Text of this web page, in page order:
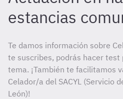
estancias
Te damos información sobre
te suscribes, podrás hacer test
tema. ¡También te facilitamos
Celador/a del SACYL (Servicio
León)!